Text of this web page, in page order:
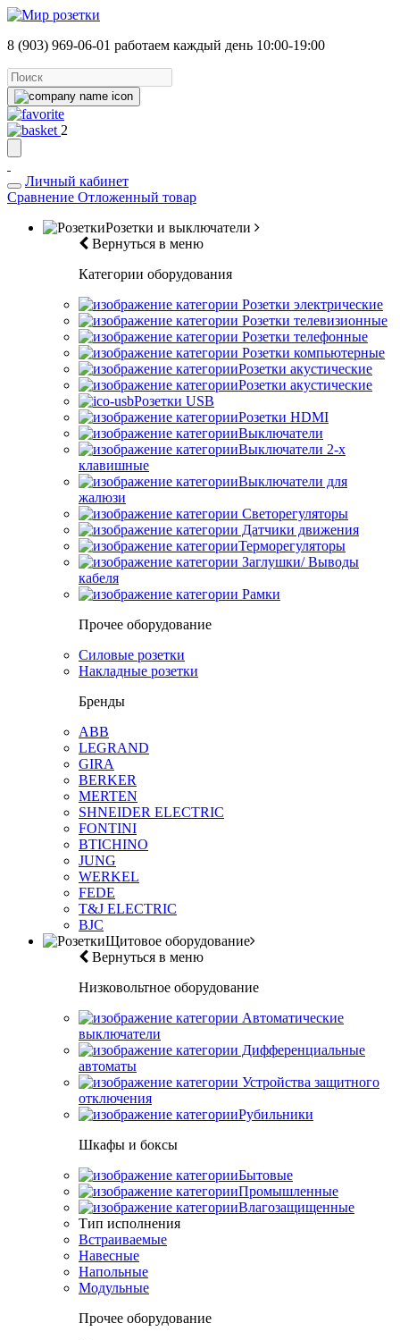
8 (903) 969-06-01 работаем каждый день 10:00-19:00
2
Личный кабинет
Сравнение Отложенный товар
Розетки и выключатели
Вернуться в меню
Категории оборудования
Розетки электрические
Розетки телевизионные
Розетки телефонные
Розетки компьютерные
Розетки акустические
Розетки акустические
Розетки USB
Розетки HDMI
Выключатели
Выключатели 2-х
клавишные
Выключатели для
жалюзи
Светорегуляторы
Датчики движения
Терморегуляторы
Заглушки/ Выводы
кабеля
Рамки
Прочее оборудование
Силовые розетки
Накладные розетки
Бренды
ABB
LEGRAND
GIRA
BERKER
MERTEN
SHNEIDER ELECTRIC
FONTINI
BTICHINO
JUNG
WERKEL
FEDE
T&J ELECTRIC
BJC
Щитовое оборудование
Вернуться в меню
Низковольтное оборудование
Автоматические
выключатели
Дифференциальные
автоматы
Устройства защитного
отключения
Рубильники
Шкафы и боксы
Бытовые
Промышленные
Влагозащищенные
Тип исполнения
Встраиваемые
Навесные
Напольные
Модульные
Прочее оборудование